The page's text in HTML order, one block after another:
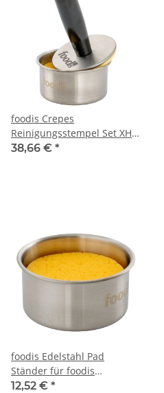
foodis Crepes
Reinigungsstempel Set XH
Öler Set für Crepesplatten
38,66 € *
foodis Edelstahl Pad
Ständer für foodis
Reinigungsstempel
12,52 € *